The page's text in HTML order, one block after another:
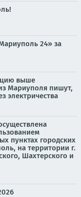
24» за
выше
Мариуполя пишут,
электричества
пунктах городских
на территории г.
Шахтерского и